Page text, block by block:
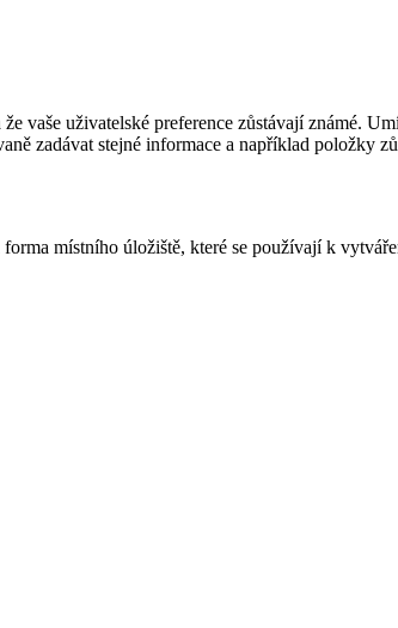
vaše uživatelské preference zůstávají známé.
zadávat stejné informace a například položky
místního úložiště, které se používají k